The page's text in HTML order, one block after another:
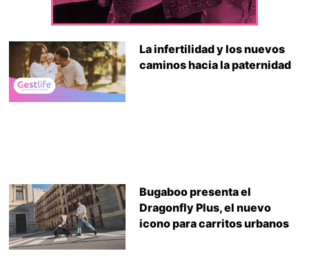
La infertilidad y los nuevos
caminos hacia la paternidad
Bugaboo presenta el
Dragonfly Plus, el nuevo
icono para carritos urbanos